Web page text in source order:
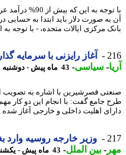
با توجه به این که بیش
صورت دلار باید ابتدا به حسابی در
مرکزی ایالات متحده، - با توجه به این
آغاز رایزنی با سرمایه
-سیاسی-43 ماه پیش - دوشنبه 17 بهمن 1401، 11:05
قصرشیرین با اشاره به تصویب
جامع گفت: با انجام این دو کار مهم
اهلیت داخلی و خارجی آغاز شده
وزیر خارجه روسیه وارد
-بین الملل-